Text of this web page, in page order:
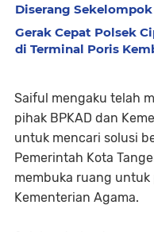
Diserang
Gerak Cepat Polsek
di Terminal Poris
Saiful mengaku telah
pihak BPKAD dan
untuk mencari solusi
Pemerintah Kota
membuka ruang untuk
Kementerian Agama.